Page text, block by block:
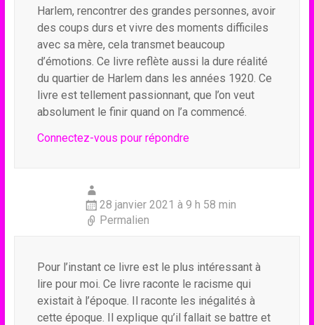
Harlem, rencontrer des grandes personnes, avoir
des coups durs et vivre des moments difficiles
avec sa mère, cela transmet beaucoup
d’émotions. Ce livre reflète aussi la dure réalité
du quartier de Harlem dans les années 1920. Ce
livre est tellement passionnant, que l’on veut
absolument le finir quand on l’a commencé.
Connectez-vous pour répondre
28 janvier 2021 à 9 h 58 min
Permalien
Pour l’instant ce livre est le plus intéressant à
lire pour moi. Ce livre raconte le racisme qui
existait à l’époque. Il raconte les inégalités à
cette époque. Il explique qu’il fallait se battre et